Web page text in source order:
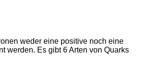
weder eine positive noch eine
werden. Es gibt 6 Arten von Quarks